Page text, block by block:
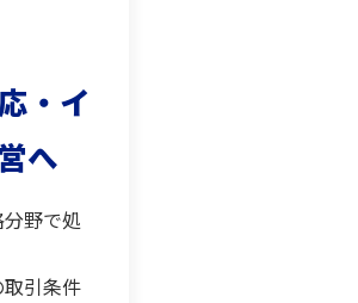
・イ
へ
野で処
引条件